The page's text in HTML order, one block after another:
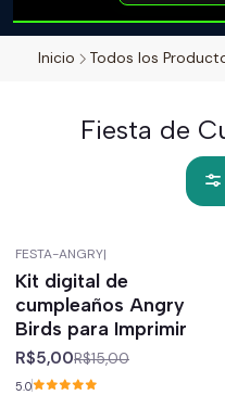
Inicio Todos los
Fiesta de
-67% off
FESTA-ANGRY|
Kit digital de
cumpleaños Angry
Birds para Imprimir
R$5,00R$15,00
5.0